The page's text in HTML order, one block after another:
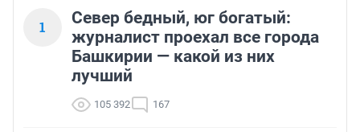
1
Север бедный, юг богатый:
журналист проехал все города
Башкирии — какой из них
лучший
105 392 167